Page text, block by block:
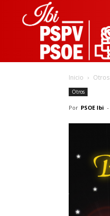
Inicio Otros
Otros
Por PSOE Ibi -